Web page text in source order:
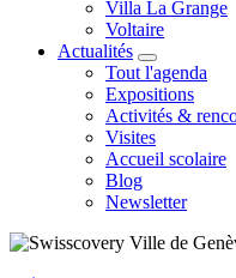
Villa La Grange
Voltaire
Actualités
Tout l'agenda
Expositions
Activités &
Visites
Accueil scolaire
Blog
Newsletter